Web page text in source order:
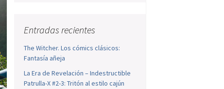
Entradas recientes
The Witcher. Los cómics clásicos:
Fantasía añeja
La Era de Revelación – Indestructible
Patrulla-X #2-3: Tritón al estilo cajún